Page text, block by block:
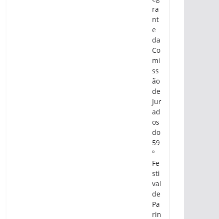
ra
nt
e
da
Co
mi
ss
ão
de
Jur
ad
os
do
59
º
Fe
sti
val
de
Pa
rin